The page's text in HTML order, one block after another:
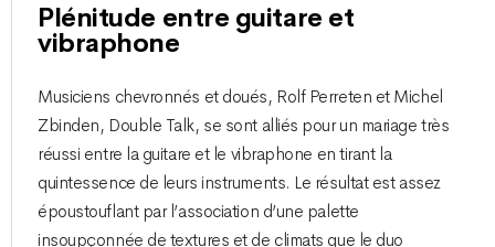
Plénitude entre guitare et
vibraphone
Musiciens chevronnés et doués, Rolf Perreten et Michel
Zbinden, Double Talk, se sont alliés pour un mariage très
réussi entre la guitare et le vibraphone en tirant la
quintessence de leurs instruments. Le résultat est assez
époustouflant par l’association d’une palette
insoupçonnée de textures et de climats que le duo